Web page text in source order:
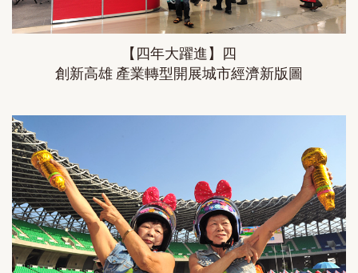
【四年大躍進】四
創新高雄 產業轉型開展城市經濟新版圖